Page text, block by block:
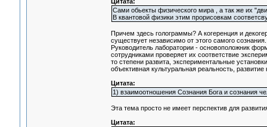
Сами обьекты физического мира , а так же их
В квантовой физики этим прорисовкам
Причем здесь голограммы? А когеренция и
существует независимо от этого самого
Руководитель лаборатории - основоположник
сотрудниками проверяет их соответствие
то степени развита, экспериментальные
объективная культуральная реальность,
Цитата:
1) взаимоотношения Сознания Бога и сознания
Эта тема просто не имеет перспектив для
Цитата: